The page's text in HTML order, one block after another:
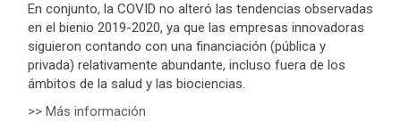
En conjunto, la COVID no alteró las tendencias observadas
en el bienio 2019-2020, ya que las empresas innovadoras
siguieron contando con una financiación (pública y
privada) relativamente abundante, incluso fuera de los
ámbitos de la salud y las biociencias.
>> Más información